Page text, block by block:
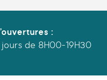
:
de 8H00-19H30